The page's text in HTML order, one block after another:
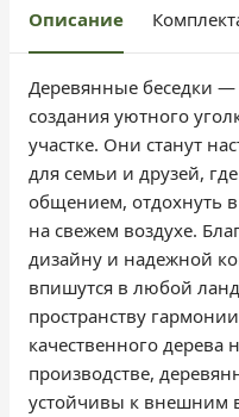
Описание
Деревянные беседки
создания уютного
участке. Они станут
для семьи и друзей,
общением, отдохнуть
на свежем воздухе.
дизайну и надежной
впишутся в любой
пространству
качественного
производстве,
устойчивы к внешним